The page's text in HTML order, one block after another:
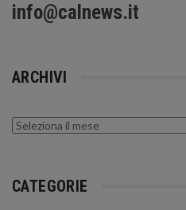
info@calnews.it
ARCHIVI
Archivi
CATEGORIE